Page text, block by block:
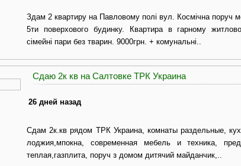
Здам 2 квартиру на Павловому полі вул. Космічна поруч
5ти поверхового будинку. Квартира в гарному
сімейні пари без тварин. 9000грн. + комунальні..
Сдаю 2к кв на Салтовке ТРК Украина
26 дней назад
Сдам 2к.кв рядом ТРК Украина, комнаты раздельные,
лоджия,мпокна, современная мебель и техника,
теплая,газплита, поруч з домом дитячий майданчик,..